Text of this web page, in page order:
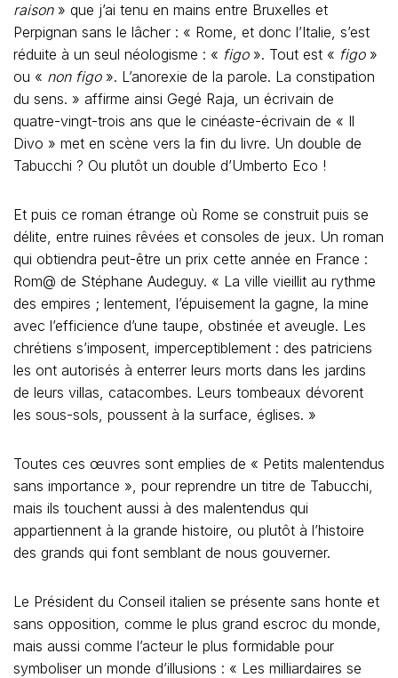
raison » que j’ai tenu en mains entre Bruxelles et
Perpignan sans le lâcher : « Rome, et donc l’Italie, s’est
réduite à un seul néologisme : « figo». Tout est « figo »
ou « non figo». L’anorexie de la parole. La constipation
du sens. » affirme ainsi Gegé Raja, un écrivain de
quatre-vingt-trois ans que le cinéaste-écrivain de « Il
Divo » met en scène vers la fin du livre. Un double de
Tabucchi ? Ou plutôt un double d’Umberto Eco !
Et puis ce roman étrange où Rome se construit puis se
délite, entre ruines rêvées et consoles de jeux. Un roman
qui obtiendra peut-être un prix cette année en France :
Rom@ de Stéphane Audeguy. « La ville vieillit au rythme
des empires ; lentement, l’épuisement la gagne, la mine
avec l’efficience d’une taupe, obstinée et aveugle. Les
chrétiens s’imposent, imperceptiblement : des patriciens
les ont autorisés à enterrer leurs morts dans les jardins
de leurs villas, catacombes. Leurs tombeaux dévorent
les sous-sols, poussent à la surface, églises. »
Toutes ces œuvres sont emplies de « Petits malentendus
sans importance », pour reprendre un titre de Tabucchi,
mais ils touchent aussi à des malentendus qui
appartiennent à la grande histoire, ou plutôt à l’histoire
des grands qui font semblant de nous gouverner.
Le Président du Conseil italien se présente sans honte et
sans opposition, comme le plus grand escroc du monde,
mais aussi comme l’acteur le plus formidable pour
symboliser un monde d’illusions : « Les milliardaires se